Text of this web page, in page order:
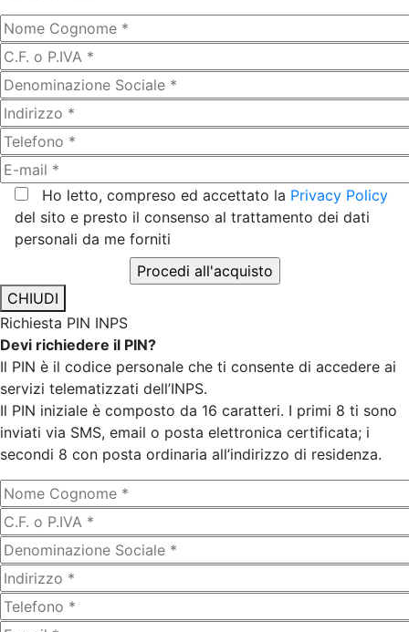
Ho letto, compreso ed accettato la Privacy Policy
del sito e presto il consenso al trattamento dei dati
personali da me forniti
CHIUDI
Richiesta PIN INPS
Devi richiedere il PIN?
Il PIN è il codice personale che ti consente di accedere ai
servizi telematizzati dell’INPS.
Il PIN iniziale è composto da 16 caratteri. I primi 8 ti sono
inviati via SMS, email o posta elettronica certificata; i
secondi 8 con posta ordinaria all’indirizzo di residenza.